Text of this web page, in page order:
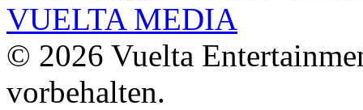
VUELTA MEDIA
© 2026 Vuelta
vorbehalten.